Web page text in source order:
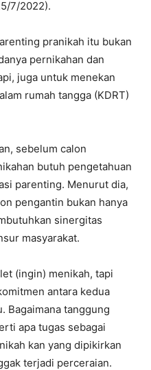
7/2022).
pranikah itu bukan
pernikahan dan
juga untuk menekan
rumah tangga (KDRT)
sebelum calon
butuh pengetahuan
parenting. Menurut dia,
pengantin bukan hanya
sinergitas
masyarakat.
(ingin) menikah, tapi
antara kedua
Bagaimana tanggung
apa tugas sebagai
kan yang dipikirkan
terjadi perceraian.